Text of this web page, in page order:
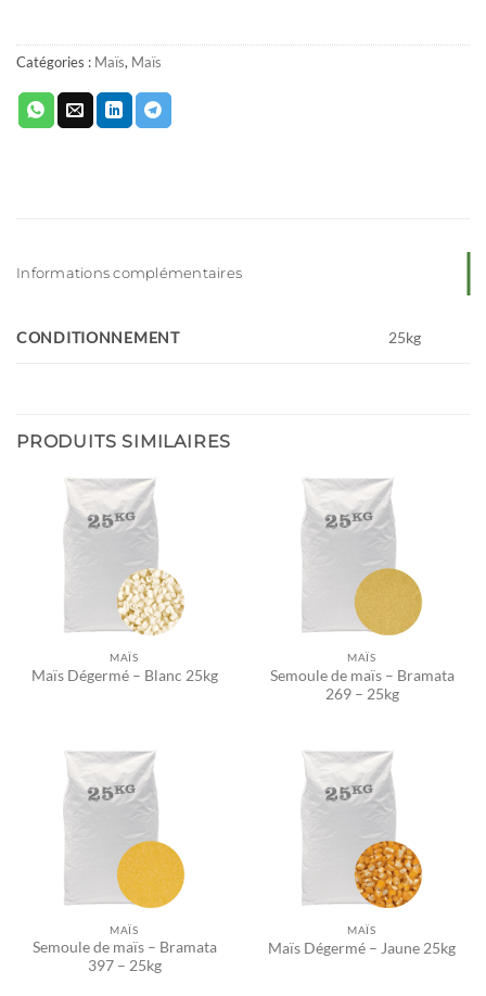
Catégories : Maïs, Maïs
Informations complémentaires
CONDITIONNEMENT 25kg
PRODUITS SIMILAIRES
MAÏS
Maïs Dégermé – Blanc 25kg
MAÏS
Semoule de maïs – Bramata
269 – 25kg
MAÏS
Semoule de maïs – Bramata
397 – 25kg
MAÏS
Maïs Dégermé – Jaune 25kg